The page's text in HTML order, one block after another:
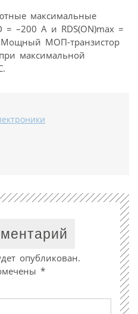
максимальные
= –200 А и RDS(ON)max =
МОП-транзистор
максимальной
опубликован.
*